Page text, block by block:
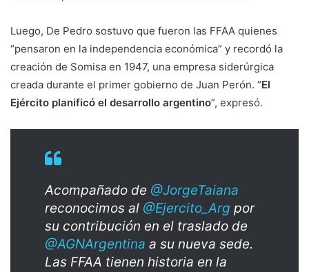
Luego, De Pedro sostuvo que fueron las FFAA quienes
“pensaron en la independencia económica” y recordó la
creación de Somisa en 1947, una empresa siderúrgica
creada durante el primer gobierno de Juan Perón. “El
Ejército planificó el desarrollo argentino”, expresó.
Acompañado de @JorgeTaiana
reconocimos al @Ejercito_Arg por
su contribución en el traslado de
@AGNArgentina a su nueva sede.
Las FFAA tienen historia en la